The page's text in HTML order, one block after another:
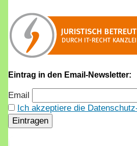
Eintrag in den Email-Newsletter:
Email
Ich akzeptiere die